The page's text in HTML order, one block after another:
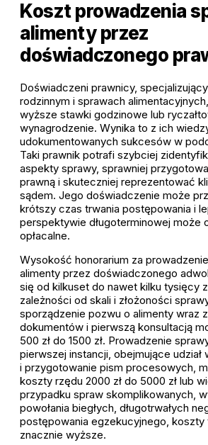
Koszt prowadzenia
alimenty przez
doświadczonego
Doświadczeni prawnicy,
rodzinnym i sprawach
wyższe stawki godzinowe lub
wynagrodzenie. Wynika to z ich
udokumentowanych sukcesów w
Taki prawnik potrafi szybciej
aspekty sprawy, sprawniej
prawną i skuteczniej reprezentować
sądem. Jego doświadczenie może
krótszy czas trwania postępowania i
perspektywie długoterminowej może
opłacalne.
Wysokość honorarium za
alimenty przez doświadczonego
się od kilkuset do nawet kilku tysięcy
zależności od skali i złożoności
sporządzenie pozwu o alimenty wraz
dokumentów i pierwszą konsultacją
500 zł do 1500 zł. Prowadzenie
pierwszej instancji, obejmujące udział
i przygotowanie pism procesowych,
koszty rzędu 2000 zł do 5000 zł lub
przypadku spraw skomplikowanych,
powołania biegłych, długotrwałych
postępowania egzekucyjnego, koszty
znacznie wyższe.